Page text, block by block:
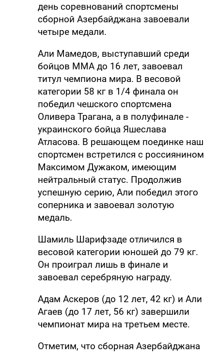
день соревнований спортсмены
сборной Азербайджана завоевали
четыре медали.
Али Мамедов, выступавший среди
бойцов ММА до 16 лет, завоевал
титул чемпиона мира. В весовой
категории 58 кг в 1/4 финала он
победил чешского спортсмена
Оливера Трагана, а в полуфинале -
украинского бойца ​​Яшеслава
Атласова. В решающем поединке наш
спортсмен встретился с россиянином
Максимом Дужаком, имеющим
нейтральный статус. Продолжив
успешную серию, Али победил этого
соперника и завоевал золотую
медаль.
Шамиль Шарифзаде отличился в
весовой категории юношей до 79 кг.
Он проиграл лишь в финале и
завоевал серебряную награду.
Адам Аскеров (до 12 лет, 42 кг) и Али
Агаев (до 17 лет, 56 кг) завершили
чемпионат мира на третьем месте.
Отметим, что сборная Азербайджана